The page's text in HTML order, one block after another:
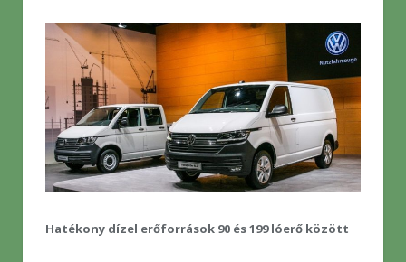
Hatékony dízel erőforrások 90 és 199 lóerő között